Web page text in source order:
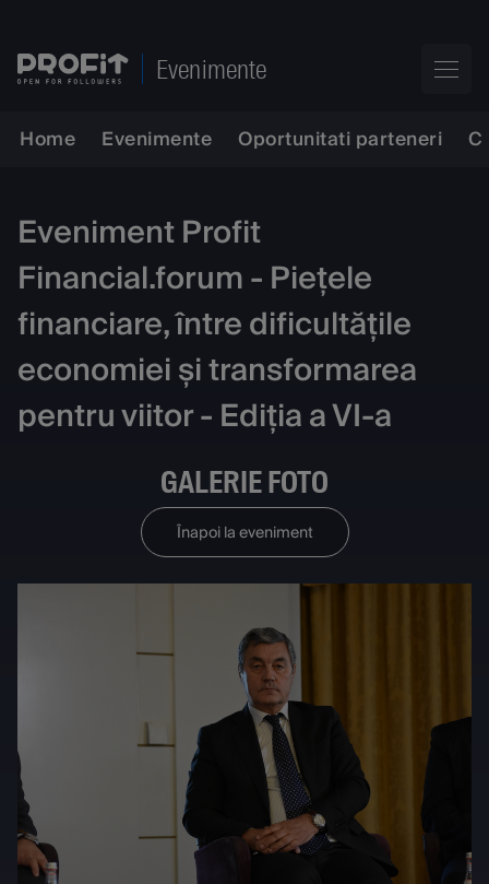
Evenimente
Home Evenimente Oportunitati parteneri
Eveniment Profit
Financial.forum - Piețele
financiare, între dificultățile
economiei și transformarea
pentru viitor - Ediția a VI-a
GALERIE FOTO
Înapoi la eveniment